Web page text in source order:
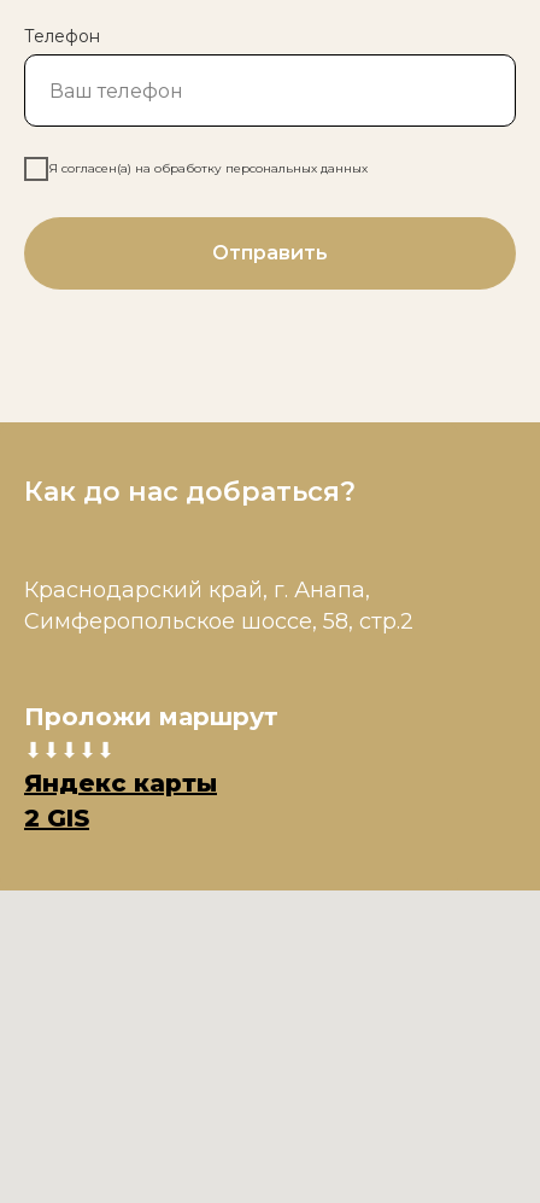
Телефон
Я согласен(а) на обработку персональных данных
Отправить
Как до нас добраться?
Краснодарский край, г. Анапа,
Симферопольское шоссе, 58, стр.2
Проложи маршрут
⬇⬇⬇⬇⬇
Яндекс карты
2 GIS